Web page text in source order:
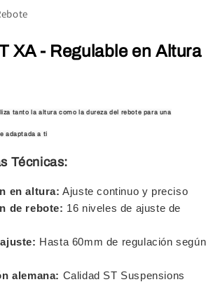
XA - Regulable en Altura
tanto la altura como la dureza del rebote para una
adaptada a ti
Técnicas:
en altura: Ajuste continuo y preciso
de rebote: 16 niveles de ajuste de
Hasta 60mm de regulación según
alemana: Calidad ST Suspensions